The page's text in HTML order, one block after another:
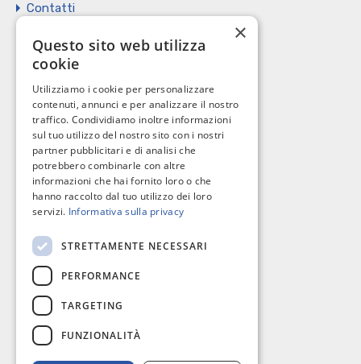
Contatti
Vendi il tuo immobile
Privacy Policy
Cookie policy
I nostri contatti
C.so Giannone, 184 - 71121 Foggia
0881 617004
richieste@omnibusimmobiliare.it
×
Questo sito web utilizza
cookie
Utilizziamo i cookie per personalizzare
contenuti, annunci e per analizzare il nostro
traffico. Condividiamo inoltre informazioni
sul tuo utilizzo del nostro sito con i nostri
partner pubblicitari e di analisi che
potrebbero combinarle con altre
informazioni che hai fornito loro o che
hanno raccolto dal tuo utilizzo dei loro
servizi. Informativa sulla privacy
STRETTAMENTE NECESSARI
PERFORMANCE
TARGETING
FUNZIONALITÀ